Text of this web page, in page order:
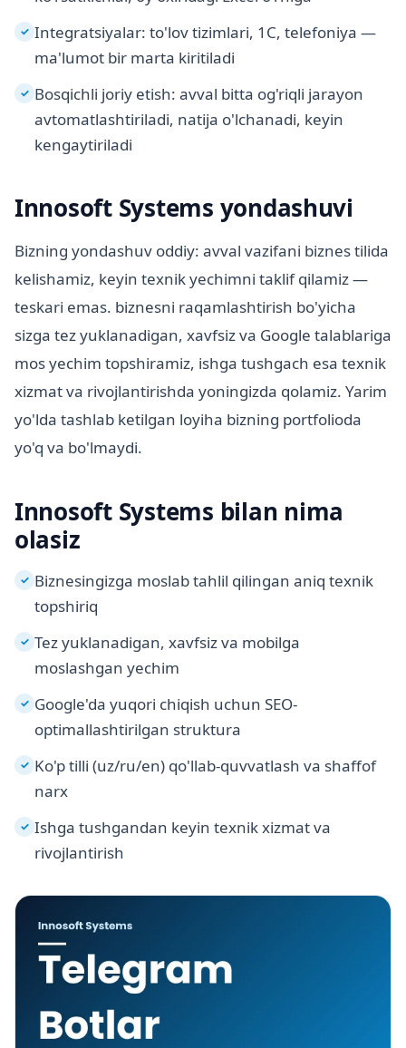
✓ Integratsiyalar: to'lov tizimlari, 1C, telefoniya —
ma'lumot bir marta kiritiladi
✓ Bosqichli joriy etish: avval bitta og'riqli jarayon
avtomatlashtiriladi, natija o'lchanadi, keyin
kengaytiriladi
Innosoft Systems yondashuvi
Bizning yondashuv oddiy: avval vazifani biznes tilida
kelishamiz, keyin texnik yechimni taklif qilamiz —
teskari emas. biznesni raqamlashtirish bo'yicha
sizga tez yuklanadigan, xavfsiz va Google talablariga
mos yechim topshiramiz, ishga tushgach esa texnik
xizmat va rivojlantirishda yoningizda qolamiz. Yarim
yo'lda tashlab ketilgan loyiha bizning portfolioda
yo'q va bo'lmaydi.
Innosoft Systems bilan nima
olasiz
✓ Biznesingizga moslab tahlil qilingan aniq texnik
topshiriq
✓ Tez yuklanadigan, xavfsiz va mobilga
moslashgan yechim
✓ Google'da yuqori chiqish uchun SEO-
optimallashtirilgan struktura
✓ Ko'p tilli (uz/ru/en) qo'llab-quvvatlash va shaffof
narx
✓ Ishga tushgandan keyin texnik xizmat va
rivojlantirish